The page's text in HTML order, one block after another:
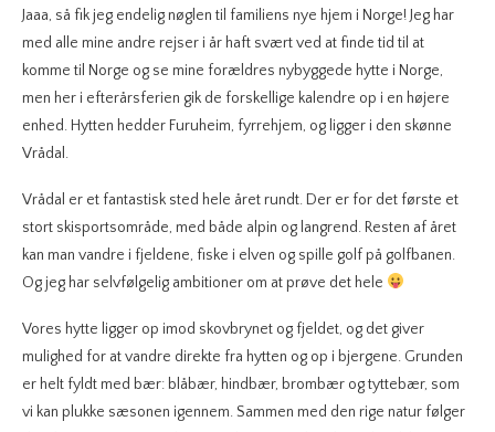
Jaaa, så fik jeg endelig nøglen til familiens nye hjem i Norge! Jeg har
med alle mine andre rejser i år haft svært ved at finde tid til at
komme til Norge og se mine forældres nybyggede hytte i Norge,
men her i efterårsferien gik de forskellige kalendre op i en højere
enhed. Hytten hedder Furuheim, fyrrehjem, og ligger i den skønne
Vrådal.
Vrådal er et fantastisk sted hele året rundt. Der er for det første et
stort skisportsområde, med både alpin og langrend. Resten af året
kan man vandre i fjeldene, fiske i elven og spille golf på golfbanen.
Og jeg har selvfølgelig ambitioner om at prøve det hele
Vores hytte ligger op imod skovbrynet og fjeldet, og det giver
mulighed for at vandre direkte fra hytten og op i bjergene. Grunden
er helt fyldt med bær: blåbær, hindbær, brombær og tyttebær, som
vi kan plukke sæsonen igennem. Sammen med den rige natur følger